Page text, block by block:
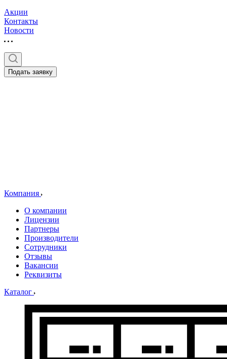
Акции
Контакты
Новости
Подать заявку
Компания
О компании
Лицензии
Партнеры
Производители
Сотрудники
Отзывы
Вакансии
Реквизиты
Каталог